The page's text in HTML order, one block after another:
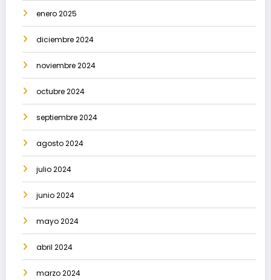
enero 2025
diciembre 2024
noviembre 2024
octubre 2024
septiembre 2024
agosto 2024
julio 2024
junio 2024
mayo 2024
abril 2024
marzo 2024